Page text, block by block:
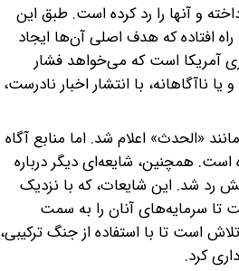
و آنها را رد کرده است. طبق این
افتاده که هدف اصلی آن‌ها ایجاد
آمریکا است که می‌خواهد فشار
ناآگاهانه، با انتشار اخبار نادرست،
«الحدث» اعلام شد. اما منابع آگاه
است. همچنین، شایعه‌ای دیگر درباره
نیروی هوایی ارتش رد شد. این شایعات، که با نزدیک
تا سرمایه‌های آنان را به سمت
است تا با استفاده از جنگ ترکیبی،
کرد.